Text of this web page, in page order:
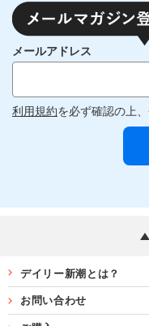
メールアドレス
利用規約を必ず確認の上
デイリー新潮とは？
お問い合わせ